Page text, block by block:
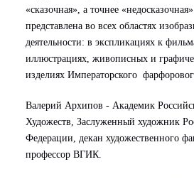
«сказочная», а точнее
представлена во всех областях
деятельности: в экспликациях к
иллюстрациях, живописных и
изделиях Императорского
Валерий Архипов - Академик
Художеств, Заслуженный художник
Федерации, декан художественного
профессор ВГИК.